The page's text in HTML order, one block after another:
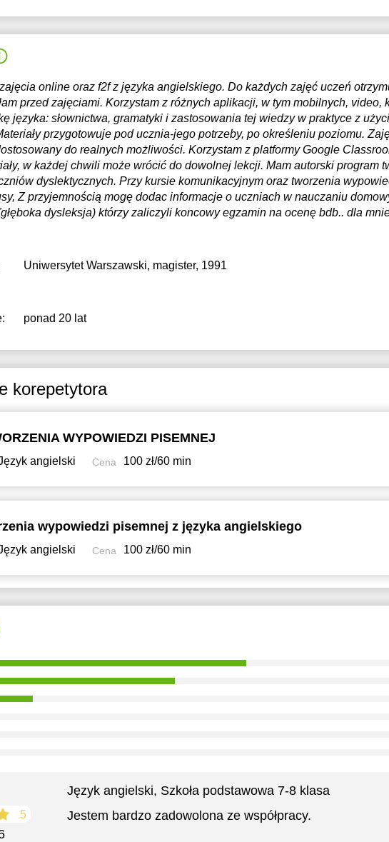
online oraz f2f z języka angielskiego. Do każdych zajęć uczeń
przed zajęciami. Korzystam z różnych aplikacji, w tym mobilnych,
języka: słownictwa, gramatyki i zastosowania tej wiedzy w praktyce z
przygotowuje pod ucznia-jego potrzeby, po określeniu poziomu.
do realnych możliwości. Korzystam z platformy Google
w każdej chwili może wrócić do dowolnej lekcji. Mam autorski program
dyslektycznych. Przy kursie komunikacyjnym oraz tworzenia
Z przyjemnością mogę dodac informacje o uczniach w nauczaniu
dysleksja) którzy zaliczyli koncowy egzamin na ocenę bdb.. dla
Uniwersytet Warszawski, magister, 1991
ponad 20 lat
korepetytora
WYPOWIEDZI PISEMNEJ
angielski Cena 100 zł/60 min
wypowiedzi pisemnej z języka angielskiego
angielski Cena 100 zł/60 min
5
Język angielski, Szkoła podstawowa 7-8 klasa
Jestem bardzo zadowolоnа ze współpracy.